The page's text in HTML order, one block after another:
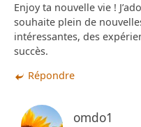
Enjoy ta nouvelle vie !
souhaite plein de
intéressantes, des
succès.
Répondre
omdo1